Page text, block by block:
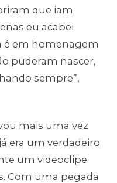
que iam
eu acabei
é em homenagem
puderam nascer,
sempre”,
mais uma vez
era um verdadeiro
um videoclipe
Com uma pegada